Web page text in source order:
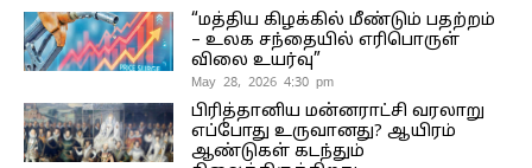
“மத்திய கிழக்கில் மீண்டும் பதற்றம்
– உலக சந்தையில் எரிபொருள்
விலை உயர்வு”
May 28, 2026 4:30 pm
பிரித்தானிய மன்னராட்சி வரலாறு
எப்போது உருவானது? ஆயிரம்
ஆண்டுகள் கடந்தும்